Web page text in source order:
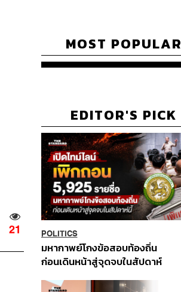
21
MOST POPULAR
EDITOR'S PICK
POLITICS
มหากาพย์โกงข้อสอบท้องถิ่น
ก่อนเดินหน้าสู่จุดจบในสัปดาห์